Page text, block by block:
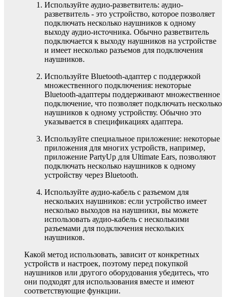
Используйте аудио-разветвитель: аудио-
разветвитель - это устройство, которое позволяет
подключать несколько наушников к одному
выходу аудио-источника. Обычно разветвитель
подключается к выходу наушников на устройстве
и имеет несколько разъемов для подключения
наушников.
Используйте Bluetooth-адаптер с поддержкой
множественного подключения: некоторые
Bluetooth-адаптеры поддерживают множественное
подключение, что позволяет подключать несколько
наушников к одному устройству. Обычно это
указывается в спецификациях адаптера.
Используйте специальное приложение: некоторые
приложения для многих устройств, например,
приложение PartyUp для Ultimate Ears, позволяют
подключать несколько наушников к одному
устройству через Bluetooth.
Используйте аудио-кабель с разъемом для
нескольких наушников: если устройство имеет
несколько выходов на наушники, вы можете
использовать аудио-кабель с несколькими
разъемами для подключения нескольких
наушников.
Какой метод использовать, зависит от конкретных
устройств и настроек, поэтому перед покупкой
наушников или другого оборудования убедитесь, что
они подходят для использования вместе и имеют
соответствующие функции.